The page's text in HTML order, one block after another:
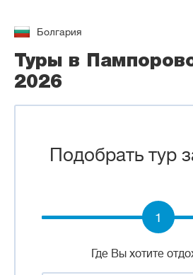
Болгария
Туры в
2026
Подобрать тур
Где Вы хотите
1